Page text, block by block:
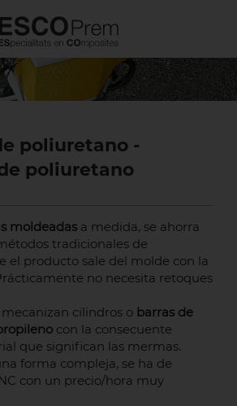
poliuretano -
poliuretano
moldeadas a medida, se ahorra
tradicionales de
el producto sale del molde con la
no necesita retoques
cilindros o barras de
con la consecuente
que significan las mermas.
forma compleja, se ha de
con un precio/hora muy